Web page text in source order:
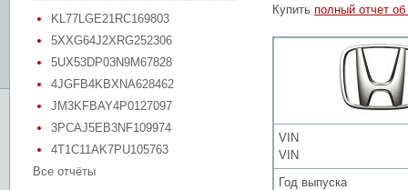
KL77LGE21RC169803
5XXG64J2XRG252306
5UX53DP03N9M67828
4JGFB4KBXNA628462
JM3KFBAY4P0127097
3PCAJ5EB3NF109974
4T1C11AK7PU105763
Все отчёты
Купить полный отчет об
VIN
VIN
Год выпуска